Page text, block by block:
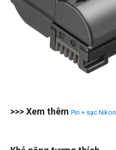
>>> Xem thêm Pin + sạc Nikon